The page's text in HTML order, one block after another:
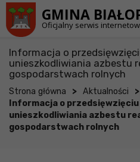
GMINA
Oficjalny serwis
Informacja o
unieszkodliwiania azbestu
gospodarstwach rolnych
Strona główna > Aktualności >
Informacja o
unieszkodliwiania azbestu
gospodarstwach rolnych